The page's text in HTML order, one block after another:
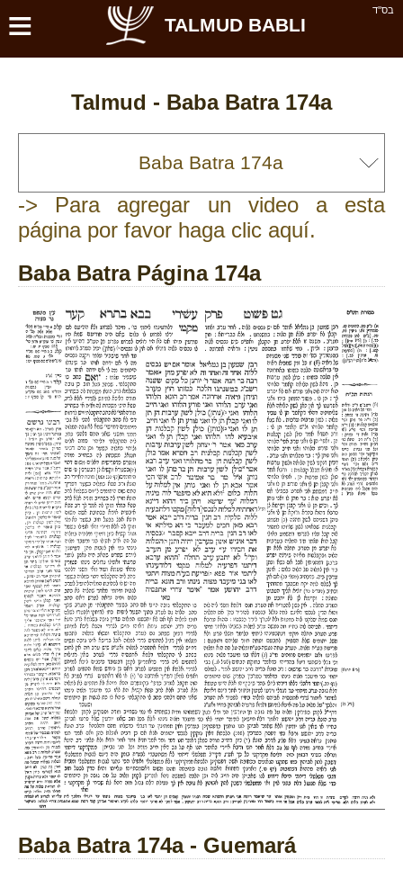
בס''ד ≡ TALMUD BABLI
Talmud - Baba Batra 174a
-> Para agregar un video a esta
página por favor haga clic aquí.
Baba Batra Página 174a
Baba Batra 174a - Guemará